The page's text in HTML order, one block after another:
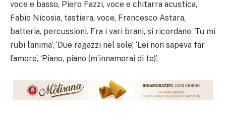
voce e basso, Piero Fazzi, voce e chitarra acustica,
Fabio Nicosia, tastiera, voce, Francesco Astara,
batteria, percussioni. Fra i vari brani, si ricordano ‘Tu mi
rubi l’anima’, ‘Due ragazzi nel sole’, ‘Lei non sapeva far
l’amore’, ‘Piano, piano (m’innamorai di te)’.